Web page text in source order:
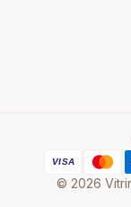
© 2026